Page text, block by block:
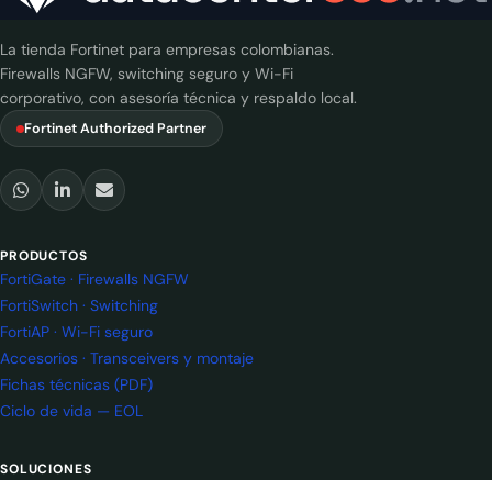
La tienda Fortinet para empresas colombianas.
Firewalls NGFW, switching seguro y Wi-Fi
corporativo, con asesoría técnica y respaldo local.
Fortinet Authorized Partner
PRODUCTOS
FortiGate · Firewalls NGFW
FortiSwitch · Switching
FortiAP · Wi-Fi seguro
Accesorios · Transceivers y montaje
Fichas técnicas (PDF)
Ciclo de vida — EOL
SOLUCIONES